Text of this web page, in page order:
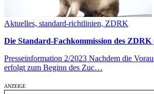
Aktuelles, standard-richtlinien, ZDRK
Die Standard-Fachkommission des
Presseinformation 2/2023 Nachdem die
erfolgt zum Beginn des Zuc…